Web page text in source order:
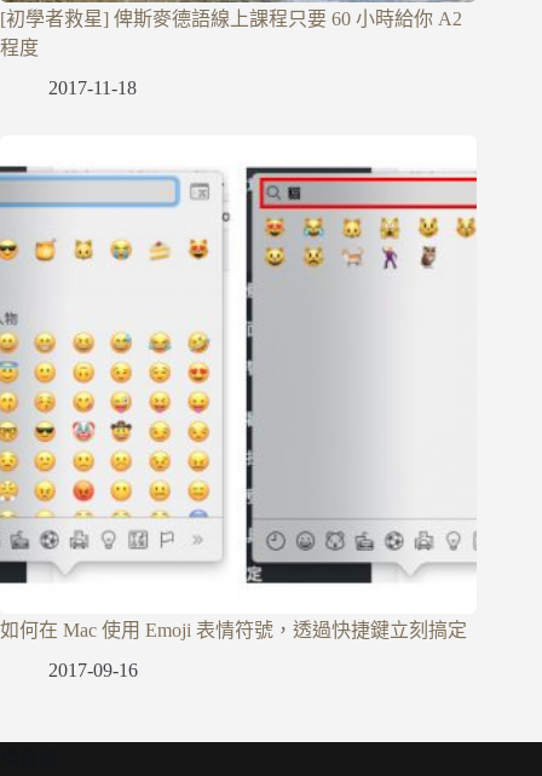
[初學者救星] 俾斯麥德語線上課程只要 60 小時給你 A2
程度
2017-11-18
如何在 Mac 使用 Emoji 表情符號，透過快捷鍵立刻搞定
2017-09-16